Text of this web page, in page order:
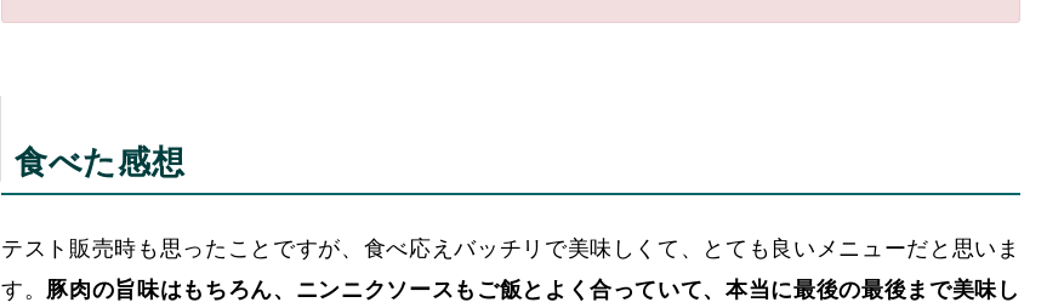
食べた感想
テスト販売時も思ったことですが、食べ応えバッチリで美味しくて、とても良いメニューだと思いま
す。 豚肉の旨味はもちろん、ニンニクソースもご飯とよく合っていて、本当に最後の最後まで美味し